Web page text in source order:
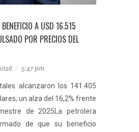
A USD 16.515
POR PRECIOS DEL
/ 5:47 pm
alcanzaron los 141.405
un alza del 16,2% frente
de 2025La petrolera
de que su beneficio